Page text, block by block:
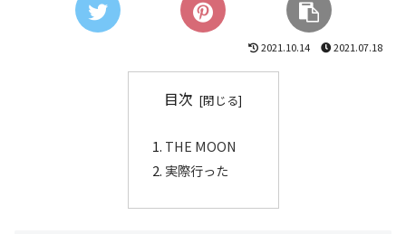
2021.10.14 2021.07.18
目次
THE MOON
実際行った